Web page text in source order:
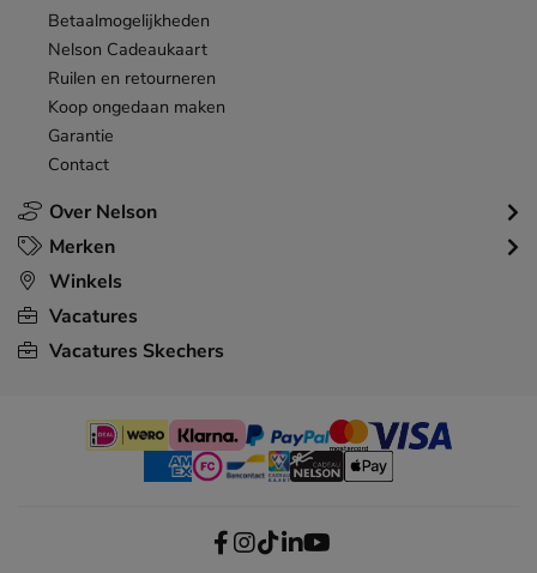
Over Nelson
Betaalmogelijkheden
Nelson Cadeaukaart
Ruilen en retourneren
Koop ongedaan maken
Garantie
Contact
Merken
Winkels
Vacatures
Vacatures Skechers